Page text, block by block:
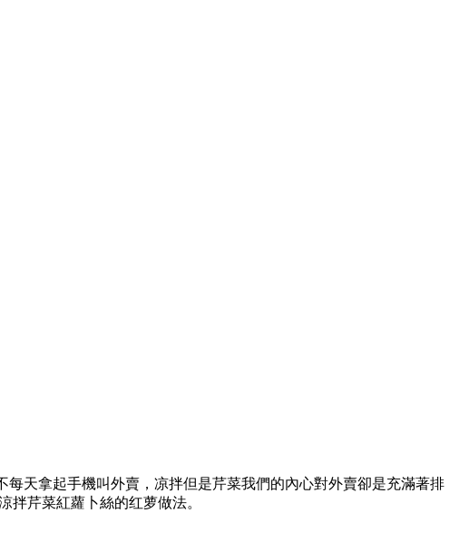
不每天拿起手機叫外賣 ，凉拌但是芹菜我們的內心對外賣卻是充滿著排
芹菜紅蘿卜絲的红萝做法 。